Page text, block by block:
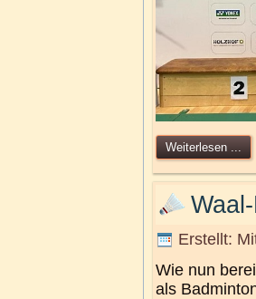
Weiterlesen ...
Erstellt:
Wie nun
als